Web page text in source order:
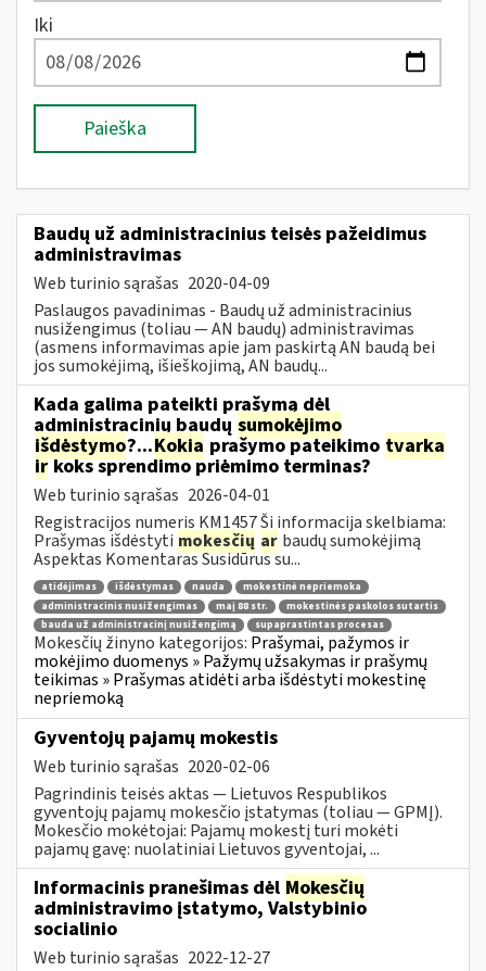
Iki
Paieška
Baudų už administracinius teisės pažeidimus
administravimas
Web turinio sąrašas 2020-04-09
Paslaugos pavadinimas - Baudų už administracinius
nusižengimus (toliau — AN baudų) administravimas
(asmens informavimas apie jam paskirtą AN baudą bei
jos sumokėjimą, išieškojimą, AN baudų...
Kada galima pateikti prašymą dėl
administracinių baudų sumokėjimo
išdėstymo?...Kokia prašymo pateikimo tvarka
irkoks sprendimo priėmimo terminas?
Web turinio sąrašas 2026-04-01
Registracijos numeris KM1457 Ši informacija skelbiama:
Prašymas išdėstyti mokesčių ar baudų sumokėjimą
Aspektas Komentaras Susidūrus su...
atidėjimas išdėstymas nauda
mokestinė nepriemoka
administracinis nusižengimas
maį 88 str.
mokestinės paskolos sutartis
bauda už administracinį nusižengimą
supaprastintas procesas
Mokesčių žinyno kategorijos: Prašymai, pažymos ir
mokėjimo duomenys » Pažymų užsakymas ir prašymų
teikimas » Prašymas atidėti arba išdėstyti mokestinę
nepriemoką
Gyventojų pajamų mokestis
Web turinio sąrašas 2020-02-06
Pagrindinis teisės aktas — Lietuvos Respublikos
gyventojų pajamų mokesčio įstatymas (toliau — GPMĮ).
Mokesčio mokėtojai: Pajamų mokestį turi mokėti
pajamų gavę: nuolatiniai Lietuvos gyventojai, ...
Informacinis pranešimas dėl Mokesčių
administravimo įstatymo, Valstybinio
socialinio
Web turinio sąrašas 2022-12-27